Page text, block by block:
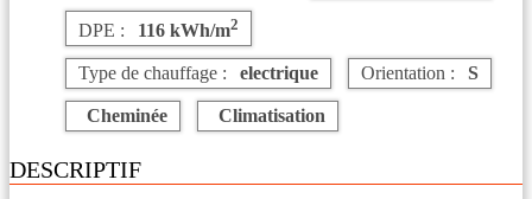
DPE : 116 kWh/m2
Type de chauffage : electrique Orientation : S
Cheminée Climatisation
DESCRIPTIF